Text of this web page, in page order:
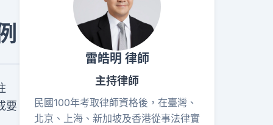
要
雷皓明 律師
主持律師
民國100年考取律師資格後，在臺灣、
北京、上海、新加坡及香港從事法律實